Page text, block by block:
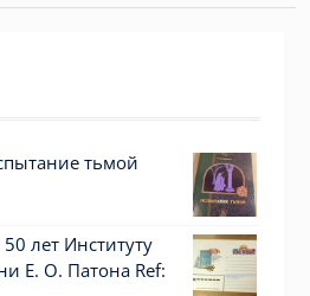
тьмой
лет Институту
Е. О. Патона Ref: